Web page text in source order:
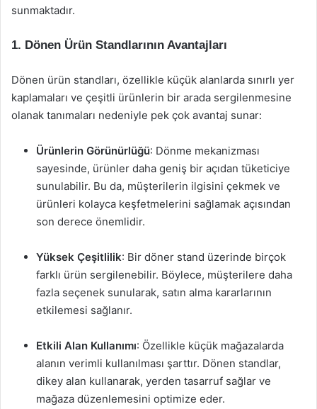
sunmaktadır.
1. Dönen Ürün Standlarının Avantajları
Dönen ürün standları, özellikle küçük alanlarda sınırlı yer
kaplamaları ve çeşitli ürünlerin bir arada sergilenmesine
olanak tanımaları nedeniyle pek çok avantaj sunar:
Ürünlerin Görünürlüğü: Dönme mekanizması
sayesinde, ürünler daha geniş bir açıdan tüketiciye
sunulabilir. Bu da, müşterilerin ilgisini çekmek ve
ürünleri kolayca keşfetmelerini sağlamak açısından
son derece önemlidir.
Yüksek Çeşitlilik: Bir döner stand üzerinde birçok
farklı ürün sergilenebilir. Böylece, müşterilere daha
fazla seçenek sunularak, satın alma kararlarının
etkilemesi sağlanır.
Etkili Alan Kullanımı: Özellikle küçük mağazalarda
alanın verimli kullanılması şarttır. Dönen standlar,
dikey alan kullanarak, yerden tasarruf sağlar ve
mağaza düzenlemesini optimize eder.